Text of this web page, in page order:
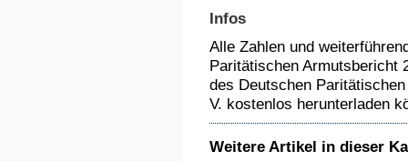
Infos
Alle Zahlen und
Paritätischen Armutsbericht
des Deutschen
V. kostenlos herunterladen
Weitere Artikel in dieser